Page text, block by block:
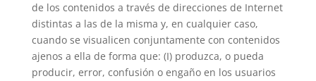
de los contenidos a través de direcciones de Internet
distintas a las de la misma y, en cualquier caso,
cuando se visualicen conjuntamente con contenidos
ajenos a ella de forma que: (I) produzca, o pueda
producir, error, confusión o engaño en los usuarios